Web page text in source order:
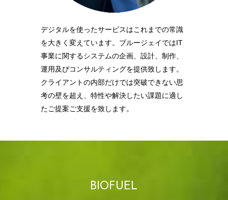
デジタルを使ったサービスはこれまでの常識
を大きく変えています。ブルージェイではIT
事業に関するシステムの企画、設計、制作、
運用及びコンサルティングを提供致します。
クライアントの内部だけでは突破できない思
考の壁を超え、特性や解決したい課題に適し
たご提案ご支援を致します。
BIOFUEL